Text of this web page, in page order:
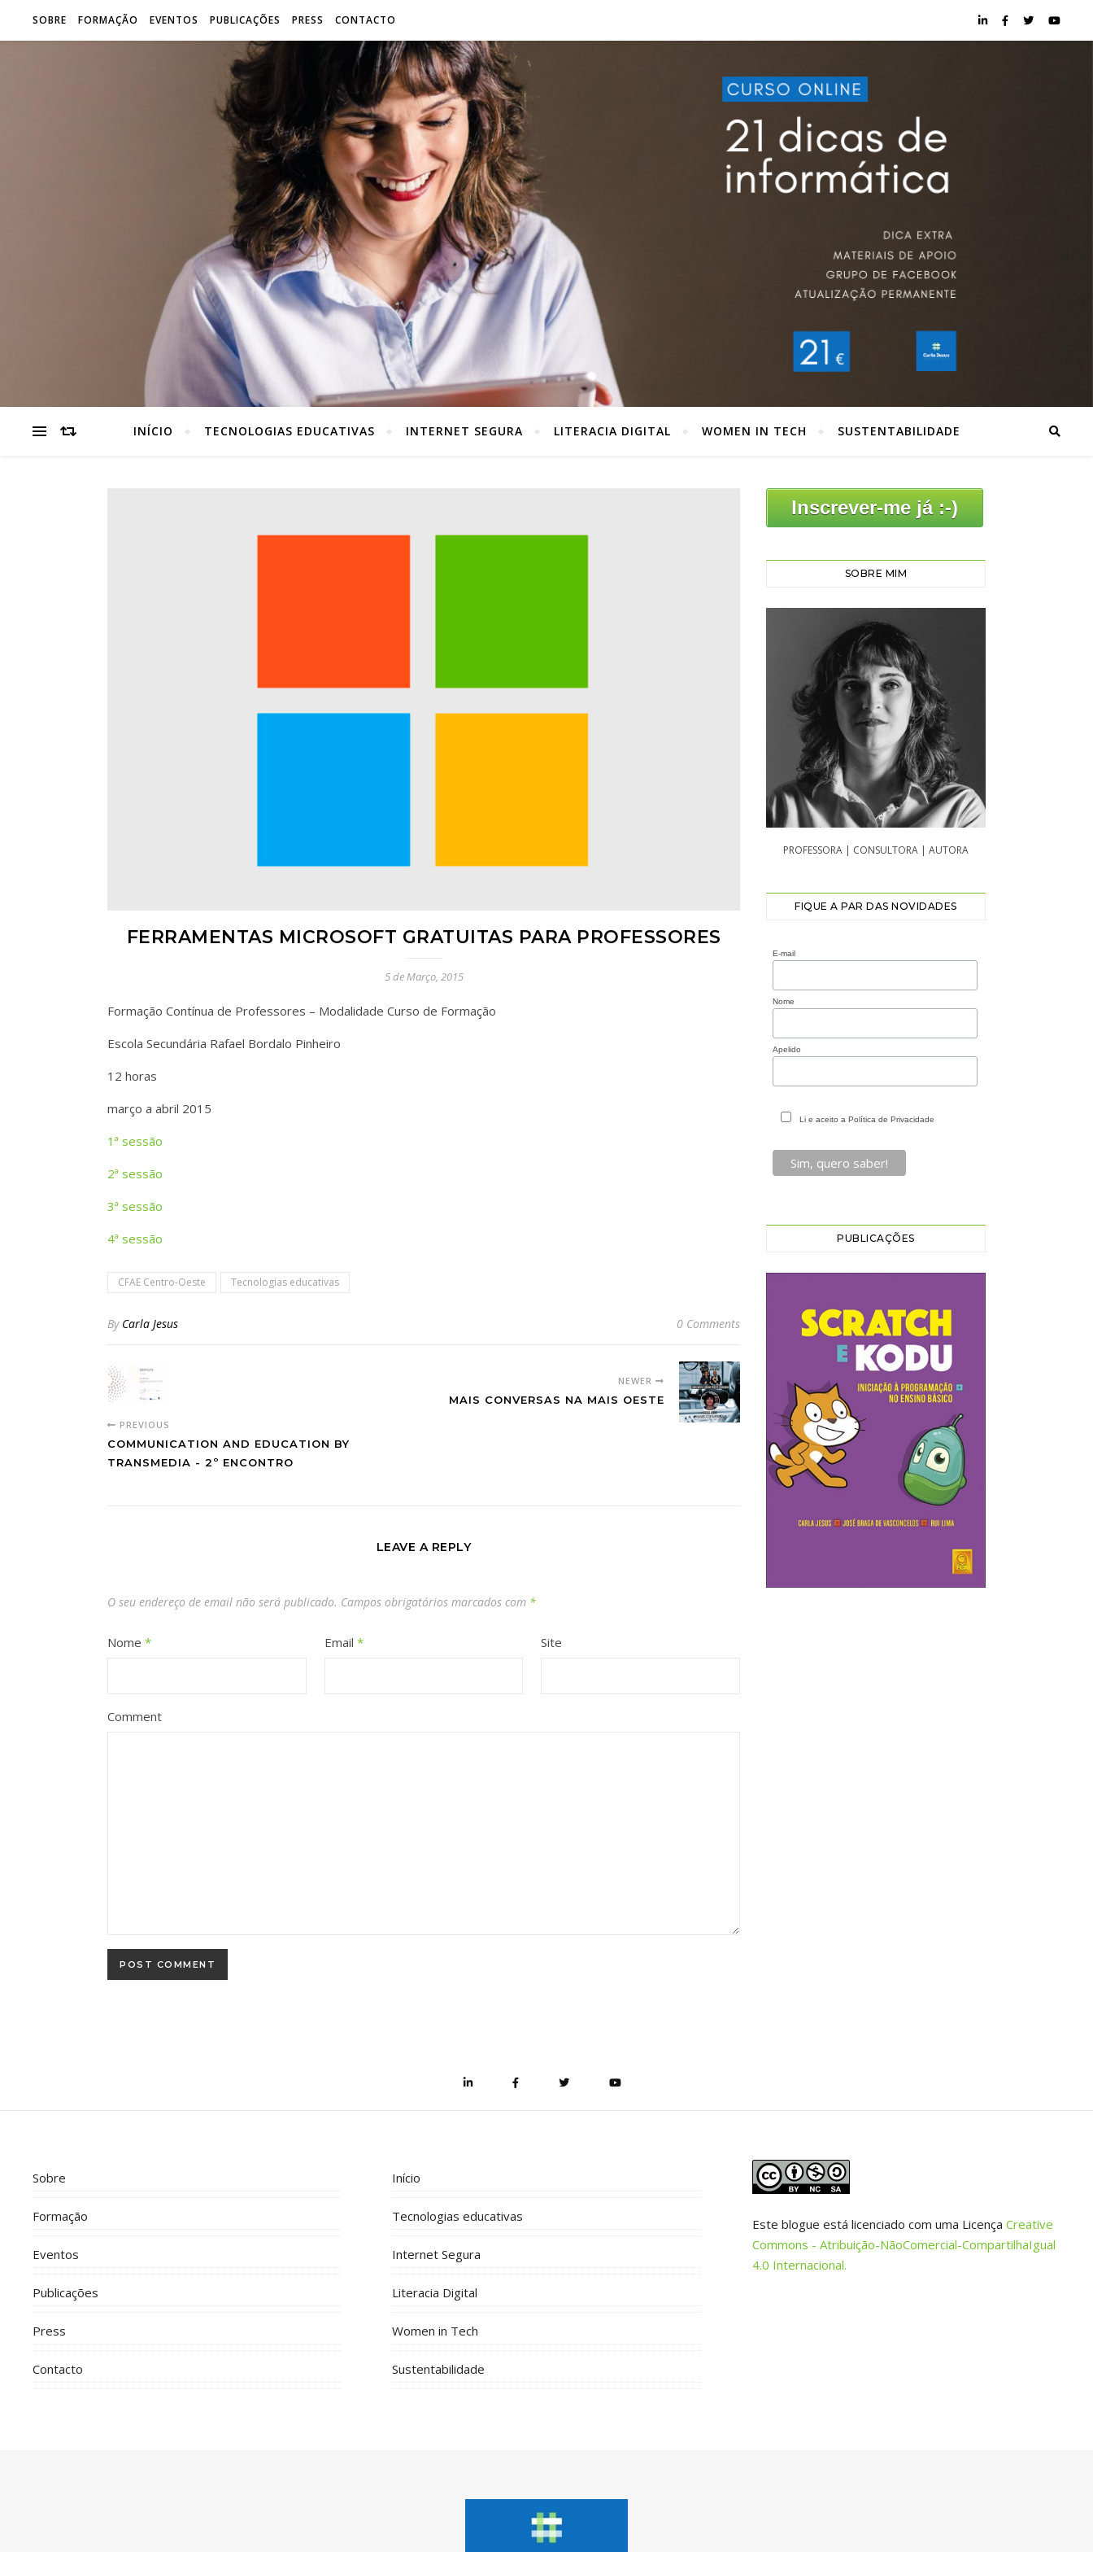
SOBRE FORMAÇÃO EVENTOS PUBLICAÇÕES PRESS CONTACTO
INÍCIO TECNOLOGIAS EDUCATIVAS INTERNET SEGURA LITERACIA DIGITAL WOMEN IN TECH SUSTENTABILIDADE
FERRAMENTAS MICROSOFT GRATUITAS PARA PROFESSORES
5 de Março, 2015
Formação Contínua de Professores – Modalidade Curso de Formação
Escola Secundária Rafael Bordalo Pinheiro
12 horas
março a abril 2015
1ª sessão
2ª sessão
3ª sessão
4ª sessão
CFAE Centro-Oeste Tecnologias educativas
By Carla Jesus 0 Comments
PREVIOUS
COMMUNICATION AND EDUCATION BY
TRANSMEDIA - 2º ENCONTRO
NEWER
MAIS CONVERSAS NA MAIS OESTE
LEAVE A REPLY
O seu endereço de email não será publicado. Campos obrigatórios marcados com *
Nome * Email * Site
Comment
Inscrever-me já :-)
SOBRE MIM
PROFESSORA | CONSULTORA | AUTORA
FIQUE A PAR DAS NOVIDADES
E-mail
Nome
Apelido
Li e aceito a Política de Privacidade
PUBLICAÇÕES
Sobre
Formação
Eventos
Publicações
Press
Contacto
Início
Tecnologias educativas
Internet Segura
Literacia Digital
Women in Tech
Sustentabilidade
Este blogue está licenciado com uma Licença Creative
Commons - Atribuição-NãoComercial-CompartilhaIgual
4.0 Internacional.